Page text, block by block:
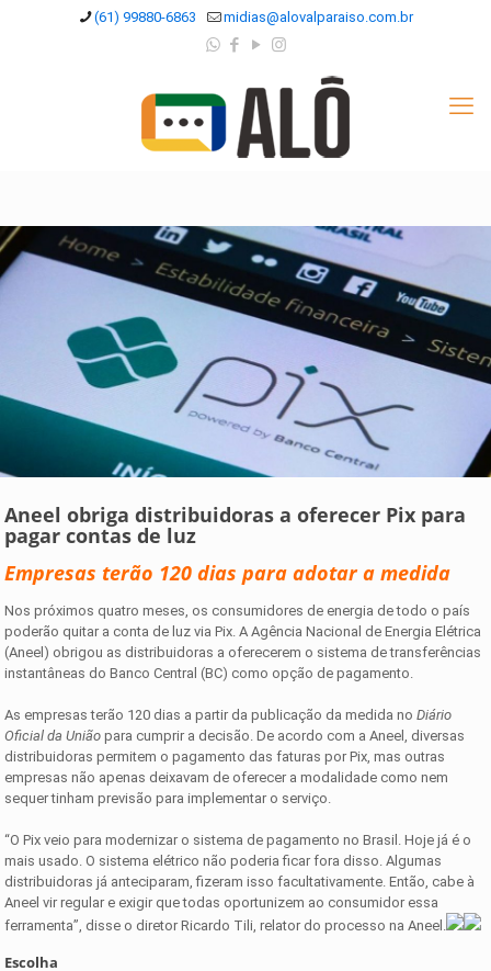
(61) 99880-6863 midias@alovalparaiso.com.br
Aneel obriga distribuidoras a oferecer Pix para
pagar contas de luz
Empresas terão 120 dias para adotar a medida
Nos próximos quatro meses, os consumidores de energia de todo o país
poderão quitar a conta de luz via Pix. A Agência Nacional de Energia Elétrica
(Aneel) obrigou as distribuidoras a oferecerem o sistema de transferências
instantâneas do Banco Central (BC) como opção de pagamento.
As empresas terão 120 dias a partir da publicação da medida noDiário
Oficial da União para cumprir a decisão. De acordo com a Aneel, diversas
distribuidoras permitem o pagamento das faturas por Pix, mas outras
empresas não apenas deixavam de oferecer a modalidade como nem
sequer tinham previsão para implementar o serviço.
“O Pix veio para modernizar o sistema de pagamento no Brasil. Hoje já é o
mais usado. O sistema elétrico não poderia ficar fora disso. Algumas
distribuidoras já anteciparam, fizeram isso facultativamente. Então, cabe à
Aneel vir regular e exigir que todas oportunizem ao consumidor essa
ferramenta”, disse o diretor Ricardo Tili, relator do processo na Aneel.
Escolha